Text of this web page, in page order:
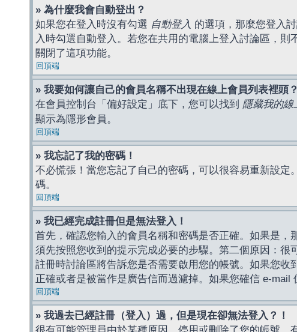
» 為什麼我會自動登出？
如果您在登入時沒有勾選 自動登入 的選項，那麼您登入
入時勾選自動登入。若您在共用的電腦上登入討論區，
關閉了這項功能。
回頂端
» 我要如何讓自己的會員名稱不出現在線上會員列表裡頭？
在會員控制台「偏好設定」底下，您可以找到 隱藏我的線
顯示為隱形會員。
回頂端
» 我忘記了我的密碼！
不必慌張！當您忘記了自己的密碼，可以很容易重新設定
碼。
回頂端
» 我已經完成註冊但是無法登入！
首先，確認您輸入的會員名稱和密碼是否正確。如果是
須先按照您收到的提示完成必要的步驟。第二個原因：
註冊時討論區將告訴您是否需要啟用您的帳號。如果您
正確或者是被當作是廣告信而過濾掉。如果您確信 e-mail
回頂端
» 我過去已經註冊（登入）過，但是現在卻無法登入？！
很有可能管理員由於某種原因，停用或刪除了您的帳號